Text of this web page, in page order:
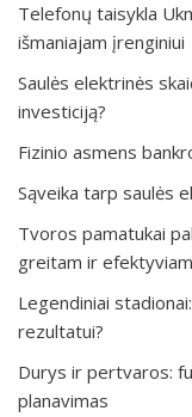
Telefonų taisykla
išmaniajam įrenginiui
Saulės elektrinės
investiciją?
Fizinio asmens
Sąveika tarp saulės
Tvoros pamatukai
greitam ir
Legendiniai
rezultatui?
Durys ir pertvaros:
planavimas